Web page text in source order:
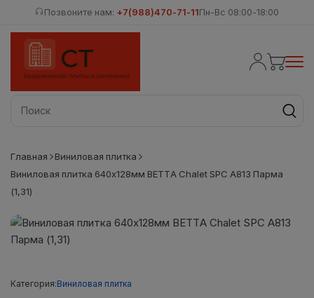
Позвоните нам: +7(988)470-71-11Пн-Вс 08:00-18:00
Главная
Виниловая плитка
Виниловая плитка 640x128мм BETTA Chalet SPC A813 Парма
(1,31)
Категория:Виниловая плитка